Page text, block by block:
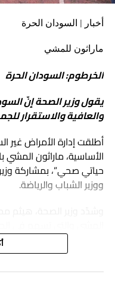
أخبار | السودان الحرة
ماراثون للمشي
الخرطوم: السودان الحرة
يقول وزير الصحة إنّ
والعافية والاستقرار
أطلقت إدارة الأمراض غير
الأساسية، ماراثون
حياتي صحي”، بمشاركة
ووزير الشباب والرياضة.
الضغط و السكري و
الفعالية تؤكّد عودة